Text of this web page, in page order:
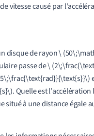
vitesse causé par
disque de rayon \
passe de \
. Quelle est
situé à une distance égale